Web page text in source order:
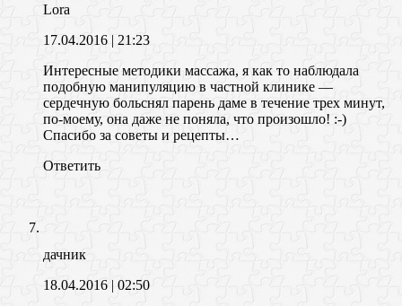
Lora
17.04.2016 | 21:23
Интересные методики массажа, я как то наблюдала
подобную манипуляцию в частной клинике —
сердечную больснял парень даме в течение трех минут,
по-моему, она даже не поняла, что произошло! :-)
Спасибо за советы и рецепты…
Ответить
дачник
18.04.2016 | 02:50